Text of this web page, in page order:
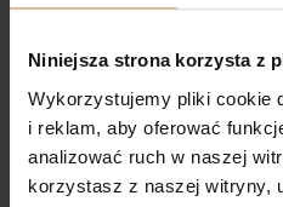
Niniejsza strona korzysta z
Wykorzystujemy pliki cookie
i reklam, aby oferować
analizować ruch w naszej
korzystasz z naszej witryny,
Jak mierzyć? Opis